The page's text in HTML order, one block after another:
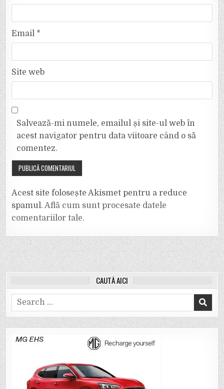
Email *
Site web
Salvează-mi numele, emailul și site-ul web în
acest navigator pentru data viitoare când o să
comentez.
Acest site folosește Akismet pentru a reduce
spamul.Află cum sunt procesate datele
comentariilor tale.
CAUTĂ AICI
Search
for: